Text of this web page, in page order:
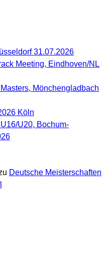
31.07.2026
Meeting, Eindhoven/NL
Mönchengladbach
Köln
U20, Bochum-
Deutsche Meisterschaften